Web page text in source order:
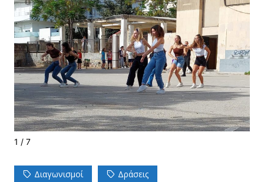
1 / 7
Διαγωνισμοί Δράσεις